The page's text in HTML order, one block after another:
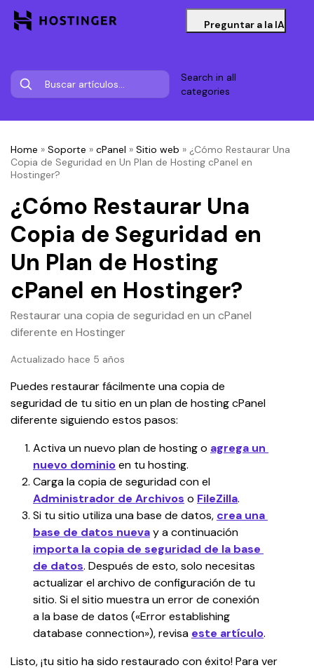
Preguntar a la IA
Search in all
categories
Home » Soporte » cPanel » Sitio web » ¿Cómo Restaurar Una
Copia de Seguridad en Un Plan de Hosting cPanel en
Hostinger?
¿Cómo Restaurar Una
Copia de Seguridad en
Un Plan de Hosting
cPanel en Hostinger?
Restaurar una copia de seguridad en un cPanel
diferente en Hostinger
Actualizado hace 5 años
Puedes restaurar fácilmente una copia de
seguridad de tu sitio en un plan de hosting cPanel
diferente siguiendo estos pasos:
Activa un nuevo plan de hosting o agrega un
nuevo dominio en tu hosting.
Carga la copia de seguridad con el
Administrador de Archivos o FileZilla.
Si tu sitio utiliza una base de datos, crea una
base de datos nueva y a continuación
importa la copia de seguridad de la base
de datos. Después de esto, solo necesitas
actualizar el archivo de configuración de tu
sitio. Si el sitio muestra un error de conexión
a la base de datos («Error establishing
database connection»), revisa este artículo.
Listo, ¡tu sitio ha sido restaurado con éxito! Para ver